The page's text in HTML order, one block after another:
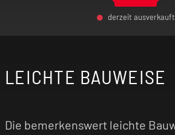
derzeit ausverkauft
LEICHTE BAUWEISE
Die bemerkenswert leichte